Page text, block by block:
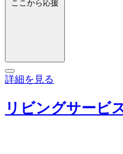
ここから応援
詳細を見る
リビングサービ